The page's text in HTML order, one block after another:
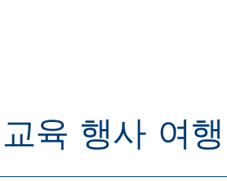
교육 행사 여행